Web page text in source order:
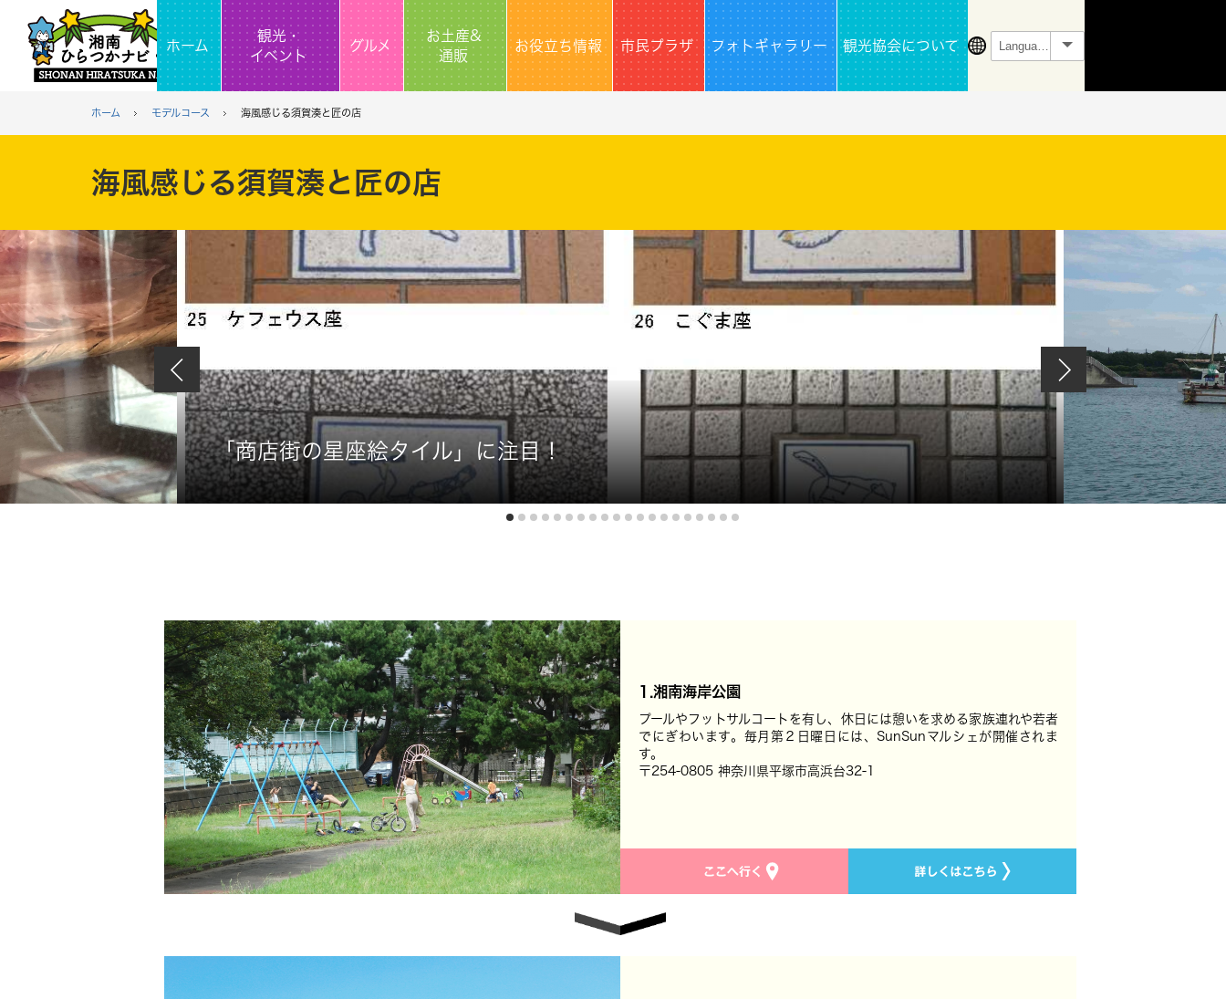
ホーム
観光・
イベント
グルメ
お土産&
通販
お役立ち情報 市民プラザ フォトギャラリー 観光協会について
ホーム モデルコース 海風感じる須賀湊と匠の店
海風感じる須賀湊と匠の店
「商店街の星座絵タイル」に注目！
1.湘南海岸公園
プールやフットサルコートを有し、休日には憩いを求める家族連れや若者
でにぎわいます。毎月第２日曜日には、SunSunマルシェが開催されま
す。
〒254-0805 神奈川県平塚市高浜台32-1